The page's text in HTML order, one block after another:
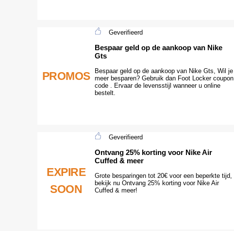
PROMOS
Geverifieerd
Bespaar geld op de aankoop van Nike
Gts
Bespaar geld op de aankoop van Nike Gts, Wil je
meer besparen? Gebruik dan Foot Locker coupon
code . Ervaar de levensstijl wanneer u online
bestelt.
EXPIRE
SOON
Geverifieerd
Ontvang 25% korting voor Nike Air
Cuffed & meer
Grote besparingen tot 20€ voor een beperkte tijd,
bekijk nu Ontvang 25% korting voor Nike Air
Cuffed & meer!